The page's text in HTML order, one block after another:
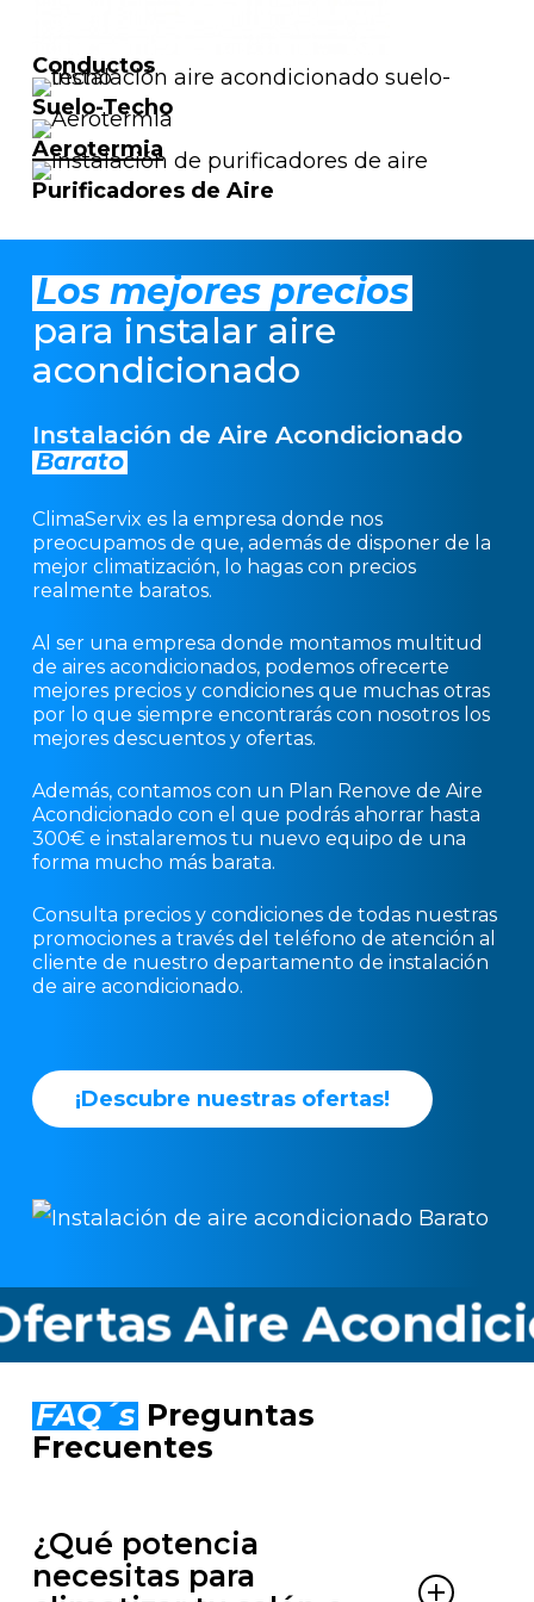
Conductos
Suelo-Techo
Aerotermia
Purificadores de Aire
Los mejores precios
para instalar aire
acondicionado
Instalación de Aire Acondicionado
Barato
ClimaServix es la empresa donde nos
preocupamos de que, además de disponer de la
mejor climatización, lo hagas con precios
realmente baratos.
Al ser una empresa donde montamos multitud
de aires acondicionados, podemos ofrecerte
mejores precios y condiciones que muchas otras
por lo que siempre encontrarás con nosotros los
mejores descuentos y ofertas.
Además, contamos con un Plan Renove de Aire
Acondicionado con el que podrás ahorrar hasta
300€ e instalaremos tu nuevo equipo de una
forma mucho más barata.
Consulta precios y condiciones de todas nuestras
promociones a través del teléfono de atención al
cliente de nuestro departamento de instalación
de aire acondicionado.
¡Descubre nuestras ofertas!
Aire
FAQ´s Preguntas
Frecuentes
¿Qué potencia
necesitas para